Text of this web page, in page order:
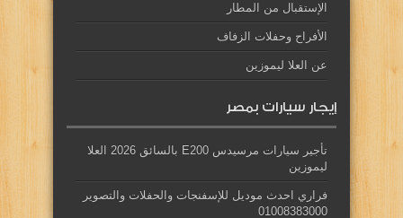
الإستقبال من المطار
الأفراح وحفلات الزفاف
عن العلا ليموزين
إيجار سيارات بمصر
تأجير سيارات مرسيدس E200 بالسائق 2026 العلا
ليموزين
فراري احدث موديل للإسفنجات والحفلات والتصوير
01008383000